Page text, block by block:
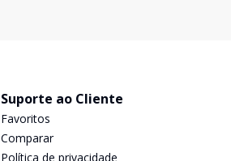
Suporte ao Cliente
Favoritos
Comparar
Política de privacidade